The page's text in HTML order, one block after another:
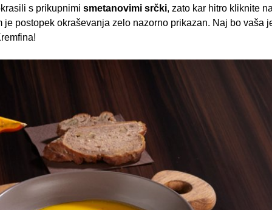
s prikupnimi smetanovimi srčki, zato kar hitro kliknite
postopek okraševanja zelo nazorno prikazan. Naj bo vaša